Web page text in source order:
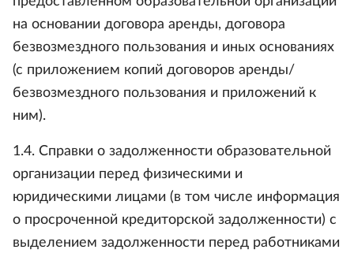
на основании договора аренды, договора
безвозмездного пользования и иных основаниях
(с приложением копий договоров аренды/
безвозмездного пользования и приложений к
ним).
1.4. Справки о задолженности образовательной
организации перед физическими и
юридическими лицами (в том числе информация
о просроченной кредиторской задолженности) с
выделением задолженности перед работниками